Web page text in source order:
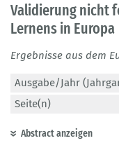
Validierung nicht
Lernens in Europa
Ergebnisse aus dem
Ausgabe/Jahr
Seite(n)
Abstract anzeigen